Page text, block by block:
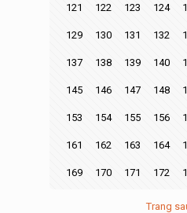
121 122 123 124
129 130 131 132
137 138 139 140
145 146 147 148
153 154 155 156
161 162 163 164
169 170 171 172
Trang